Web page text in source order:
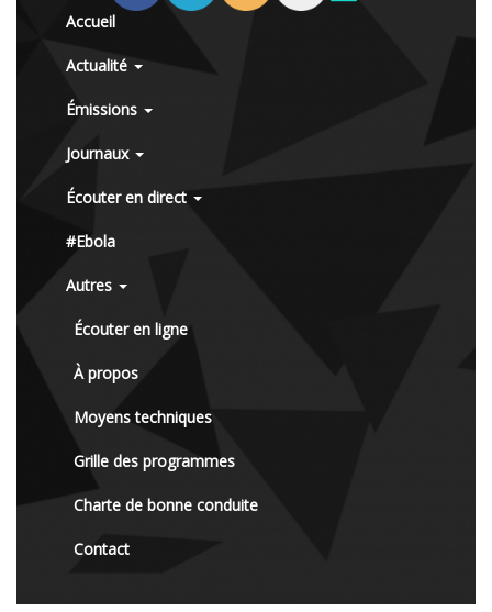
Accueil
Actualité
Émissions
Journaux
Écouter en direct
#Ebola
Autres
Écouter en ligne
À propos
Moyens techniques
Grille des programmes
Charte de bonne conduite
Contact